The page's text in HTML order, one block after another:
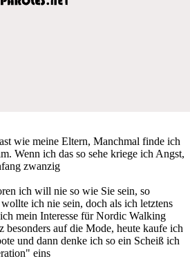
wie meine Eltern, Manchmal finde ich
Wenn ich das so sehe kriege ich Angst,
zwanzig
ich will nie so wie Sie sein, so
ich nie sein, doch als ich letztens
mein Interesse für Nordic Walking
besonders auf die Mode, heute kaufe ich
und dann denke ich so ein Scheiß ich
eins